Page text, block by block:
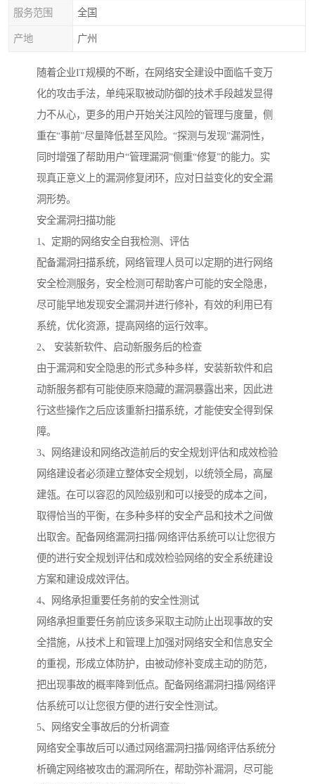
服务范围 全国
产地 广州
随着企业IT规模的不断，在网络安全建设中面临千变万
化的攻击手法，单纯采取被动防御的技术手段越发显得
力不从心，更多的用户开始关注风险的管理与度量，侧
重在“事前”尽量降低甚至风险。“探测与发现”漏洞性，
同时增强了帮助用户“管理漏洞”侧重“修复”的能力。实
现真正意义上的漏洞修复闭环，应对日益变化的安全漏
洞形势。
安全漏洞扫描功能
1、定期的网络安全自我检测、评估
配备漏洞扫描系统，网络管理人员可以定期的进行网络
安全检测服务，安全检测可帮助客户可能的安全隐患，
尽可能早地发现安全漏洞并进行修补，有效的利用已有
系统，优化资源，提高网络的运行效率。
2、 安装新软件、启动新服务后的检查
由于漏洞和安全隐患的形式多种多样，安装新软件和启
动新服务都有可能使原来隐藏的漏洞暴露出来，因此进
行这些操作之后应该重新扫描系统，才能使安全得到保
障。
3、网络建设和网络改造前后的安全规划评估和成效检验
网络建设者必须建立整体安全规划，以统领全局，高屋
建瓴。在可以容忍的风险级别和可以接受的成本之间，
取得恰当的平衡，在多种多样的安全产品和技术之间做
出取舍。配备网络漏洞扫描/网络评估系统可以让您很方
便的进行安全规划评估和成效检验网络的安全系统建设
方案和建设成效评估。
4、网络承担重要任务前的安全性测试
网络承担重要任务前应该多采取主动防止出现事故的安
全措施，从技术上和管理上加强对网络安全和信息安全
的重视，形成立体防护，由被动修补变成主动的防范，
把出现事故的概率降到低点。配备网络漏洞扫描/网络评
估系统可以让您很方便的进行安全性测试。
5、网络安全事故后的分析调查
网络安全事故后可以通过网络漏洞扫描/网络评估系统分
析确定网络被攻击的漏洞所在，帮助弥补漏洞，尽可能